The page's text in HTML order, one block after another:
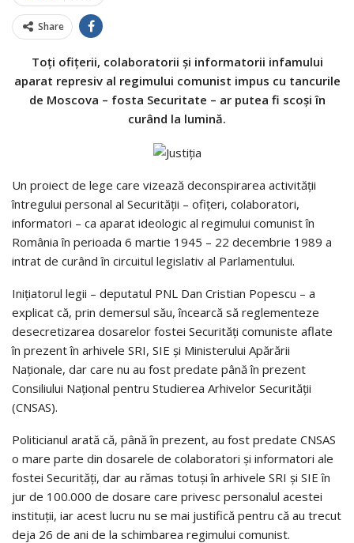
Share
Toţi ofiţerii, colaboratorii şi informatorii infamului
aparat represiv al regimului comunist impus cu tancurile
de Moscova – fosta Securitate – ar putea fi scoşi în
curând la lumină.
Un proiect de lege care vizează deconspirarea activităţii
întregului personal al Securităţii – ofiţeri, colaboratori,
informatori – ca aparat ideologic al regimului comunist în
România în perioada 6 martie 1945 – 22 decembrie 1989 a
intrat de curând în circuitul legislativ al Parlamentului.
Iniţiatorul legii – deputatul PNL Dan Cristian Popescu – a
explicat că, prin demersul său, încearcă să reglementeze
desecretizarea dosarelor fostei Securităţi comuniste aflate
în prezent în arhivele SRI, SIE şi Ministerului Apărării
Naţionale, dar care nu au fost predate până în prezent
Consiliului Naţional pentru Studierea Arhivelor Securităţii
(CNSAS).
Politicianul arată că, până în prezent, au fost predate CNSAS
o mare parte din dosarele de colaboratori şi informatori ale
fostei Securităţi, dar au rămas totuşi în arhivele SRI şi SIE în
jur de 100.000 de dosare care privesc personalul acestei
instituţii, iar acest lucru nu se mai justifică pentru că au trecut
deja 26 de ani de la schimbarea regimului comunist.